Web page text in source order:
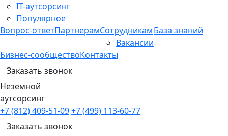
IT-аутсорсинг
Популярное
Вопрос-ответПартнерамСотрудникам
Вакансии
База знаний
Бизнес-сообществоКонтакты
Заказать звонок
Неземной
аутсорсинг
+7 (812) 409-51-09+7 (499) 113-60-77
Заказать звонок